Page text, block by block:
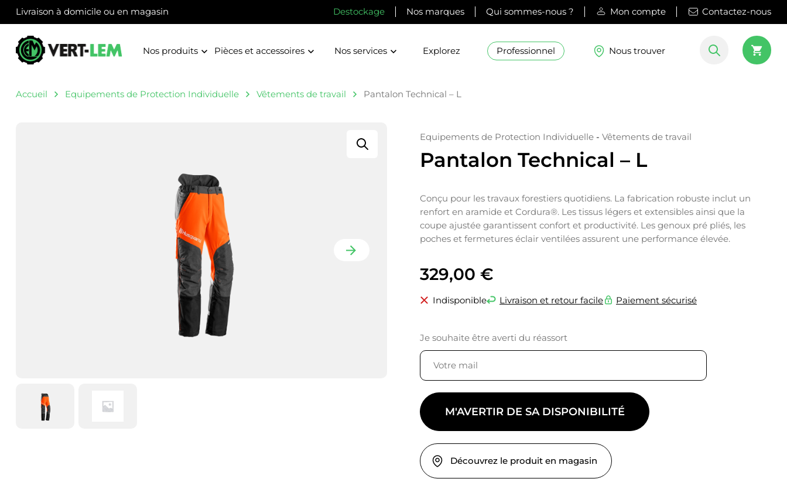
Livraison à domicile ou en magasin Destockage Nos marques Qui sommes-nous ? Mon compte Contactez-nous
Nos produits Pièces et accessoires Nos services Explorez Professionnel Nous trouver
Accueil Equipements de Protection Individuelle Vêtements de travail Pantalon Technical – L
Equipements de Protection Individuelle - Vêtements de travail
Pantalon Technical – L
Conçu pour les travaux forestiers quotidiens. La fabrication robuste inclut un
renfort en aramide et Cordura®. Les tissus légers et extensibles ainsi que la
coupe ajustée garantissent confort et productivité. Les genoux pré pliés, les
poches et fermetures éclair ventilées assurent une performance élevée.
329,00 €
Indisponible Livraison et retour facile Paiement sécurisé
Je souhaite être averti du réassort
M'AVERTIR DE SA DISPONIBILITÉ
Découvrez le produit en magasin